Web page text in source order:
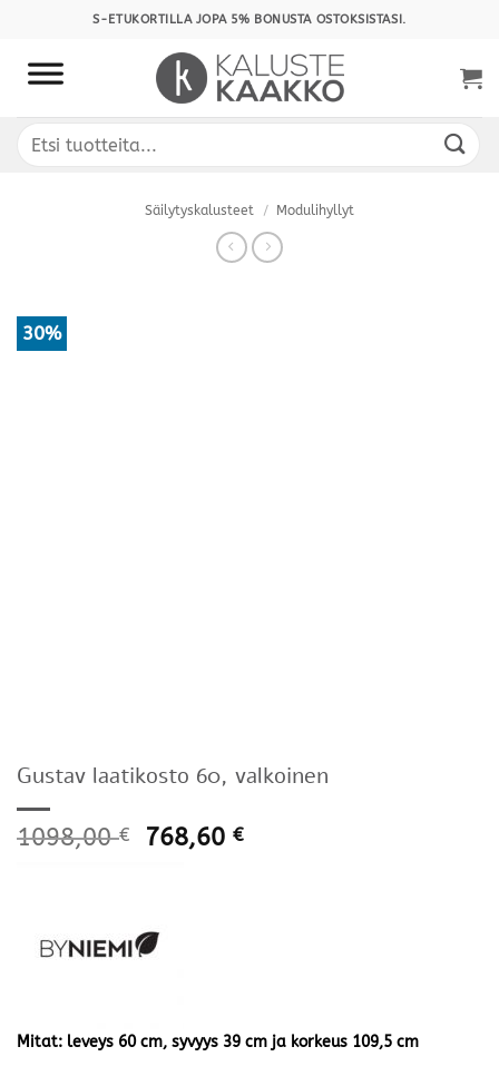
content
S-ETUKORTILLA JOPA 5% BONUSTA OSTOKSISTASI.
Etsi:
Säilytyskalusteet / Modulihyllyt
30%
Gustav laatikosto 60, valkoinen
1098,00€ 768,60€
Mitat: leveys 60 cm, syvyys 39 cm ja korkeus 109,5 cm